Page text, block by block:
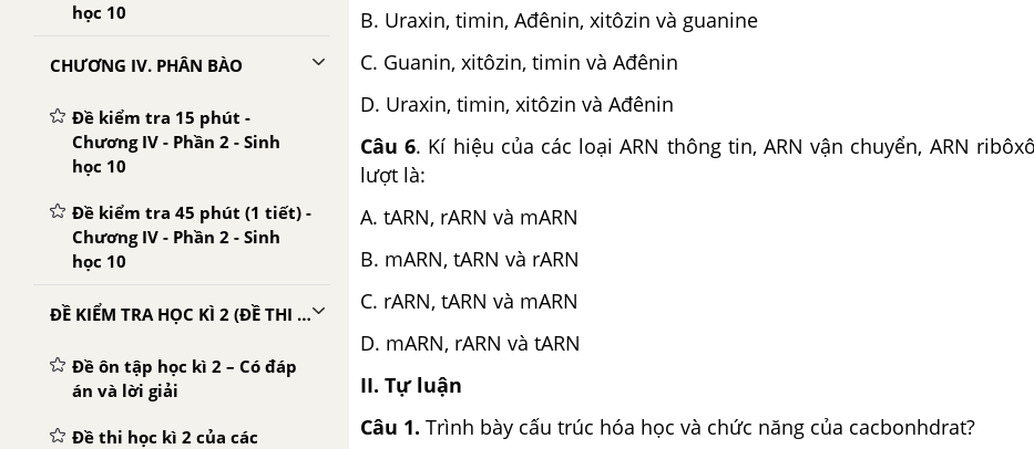
học 10
CHƯƠNG IV. PHÂN BÀO
Đề kiểm tra 15 phút -
Chương IV - Phần 2 - Sinh
học 10
Đề kiểm tra 45 phút (1 tiết) -
Chương IV - Phần 2 - Sinh
học 10
ĐỀ KIỂM TRA HỌC KÌ 2 (ĐỀ THI HỌC KÌ 2) - SINH 10
Đề ôn tập học kì 2 – Có đáp
án và lời giải
Đề thi học kì 2 của các
B. Uraxin, timin, Ađênin, xitôzin và guanine
C. Guanin, xitôzin, timin và Ađênin
D. Uraxin, timin, xitôzin và Ađênin
Câu 6. Kí hiệu của các loại ARN thông tin, ARN vận chuyển, ARN
lượt là:
A. tARN, rARN và mARN
B. mARN, tARN và rARN
C. rARN, tARN và mARN
D. mARN, rARN và tARN
II. Tự luận
Câu 1. Trình bày cấu trúc hóa học và chức năng của cacbonhdrat?